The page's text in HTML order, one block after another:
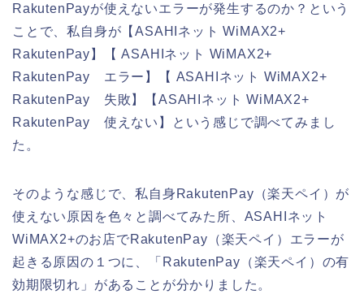
RakutenPayが使えないエラーが発生するのか？という
ことで、私自身が【ASAHIネット WiMAX2+
RakutenPay】【 ASAHIネット WiMAX2+
RakutenPay エラー】【 ASAHIネット WiMAX2+
RakutenPay 失敗】【ASAHIネット WiMAX2+
RakutenPay 使えない】という感じで調べてみまし
た。
そのような感じで、私自身RakutenPay（楽天ペイ）が
使えない原因を色々と調べてみた所、ASAHIネット
WiMAX2+のお店でRakutenPay（楽天ペイ）エラーが
起きる原因の１つに、「RakutenPay（楽天ペイ）の有
効期限切れ」があることが分かりました。